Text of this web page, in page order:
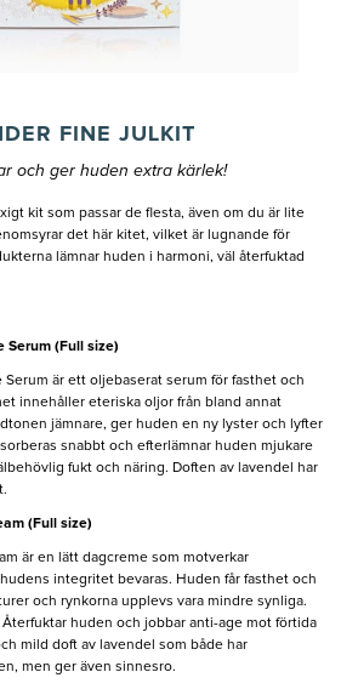
FINE JULKIT
och ger huden extra kärlek!
kit som passar de flesta, även om du är lite
det här kitet, vilket är lugnande för
lämnar huden i harmoni, väl återfuktad
Serum (Full size)
är ett oljebaserat serum för fasthet och
innehåller eteriska oljor från bland annat
jämnare, ger huden en ny lyster och lyfter
snabbt och efterlämnar huden mjukare
fukt och näring. Doften av lavendel har
(Full size)
är en lätt dagcreme som motverkar
integritet bevaras. Huden får fasthet och
och rynkorna upplevs vara mindre synliga.
huden och jobbar anti-age mot förtida
mild doft av lavendel som både har
men ger även sinnesro.